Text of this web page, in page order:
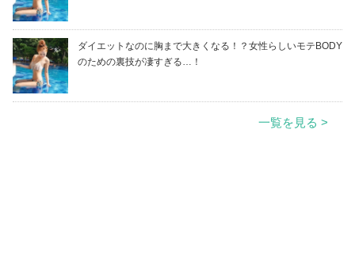
ダイエットなのに胸まで大きくなる！？女性らしいモテBODY
のための裏技が凄すぎる…！
一覧を見る >